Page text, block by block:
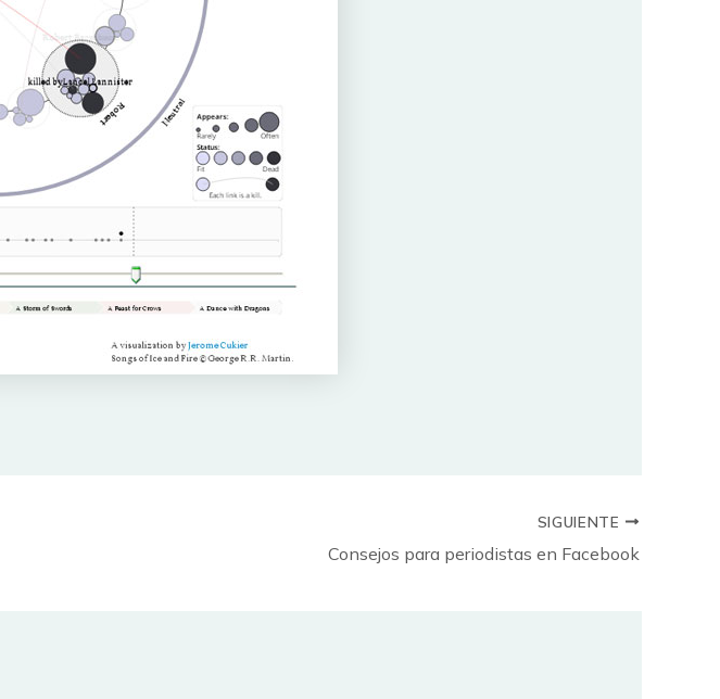
SIGUIENTE
Consejos para periodistas en Facebook